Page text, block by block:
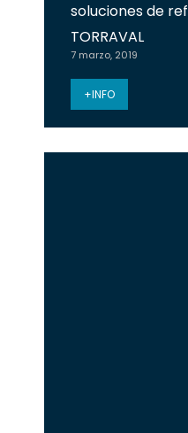
soluciones de
TORRAVAL
7 marzo, 2019
+INFO